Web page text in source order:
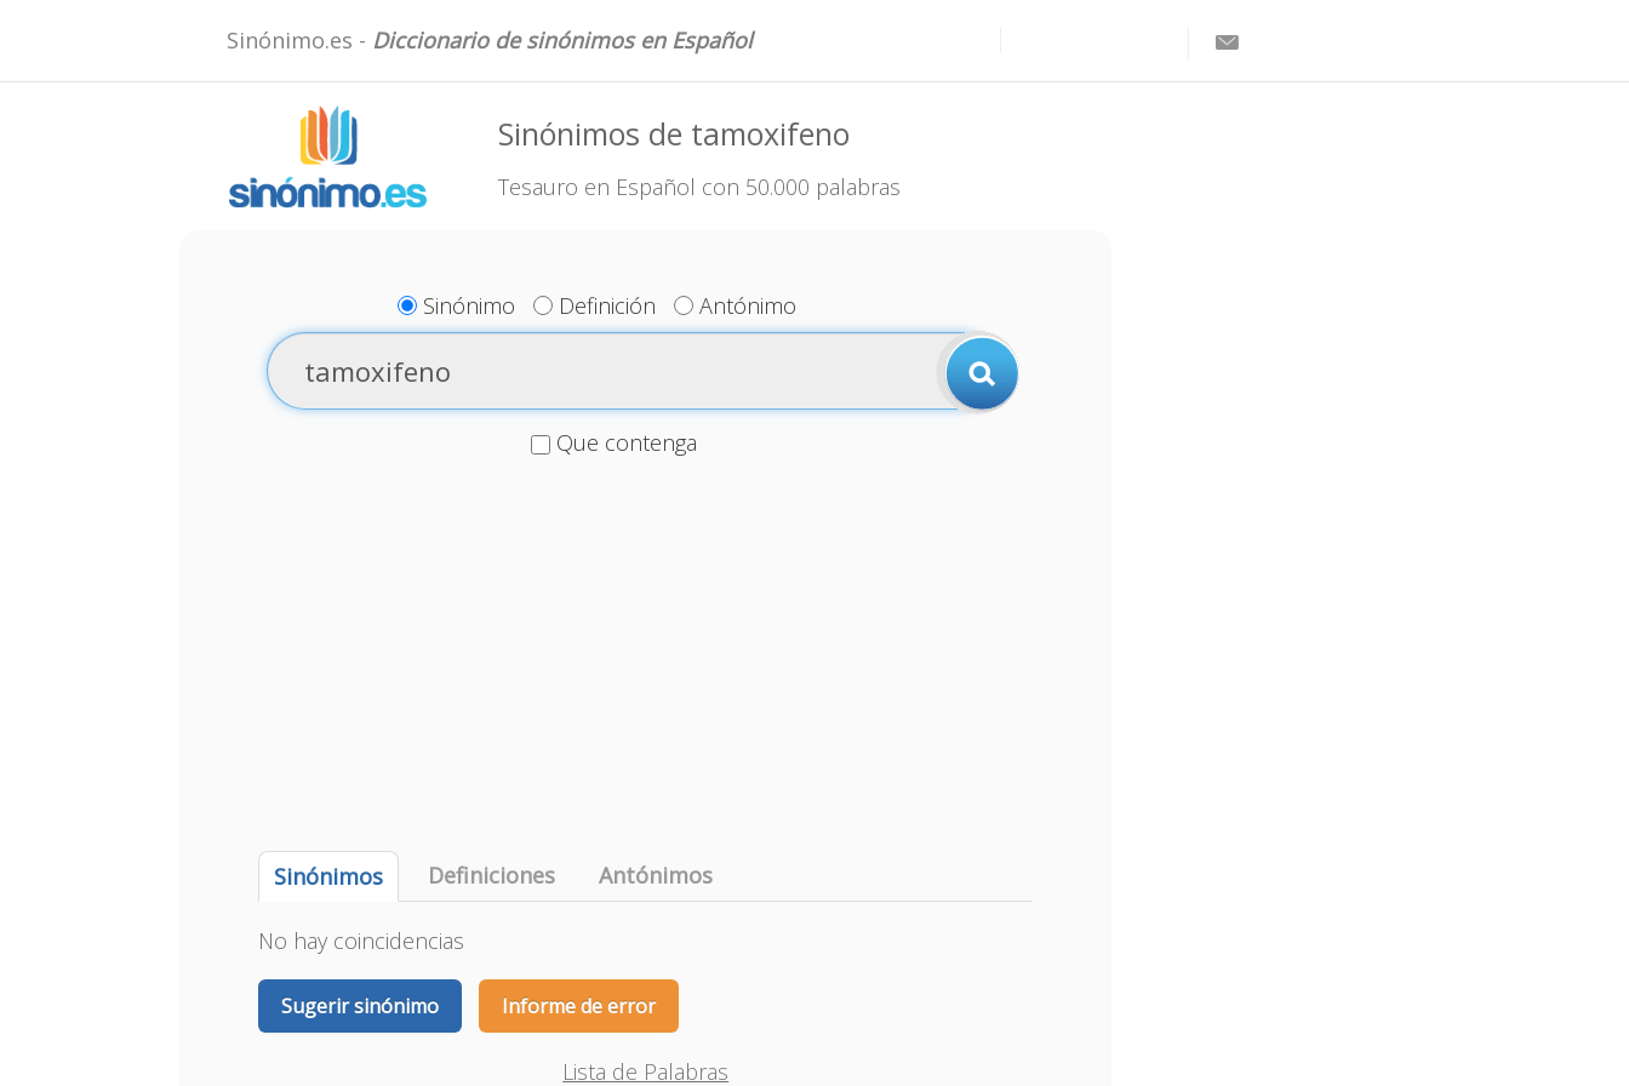
Sinónimo.es - Diccionario de sinónimos en Español
Sinónimos de tamoxifeno
Tesauro en Español con 50.000 palabras
Sinónimo Definición Antónimo
Que contenga
Sinónimos Definiciones Antónimos
No hay coincidencias
Sugerir sinónimo Informe de error
Lista de Palabras